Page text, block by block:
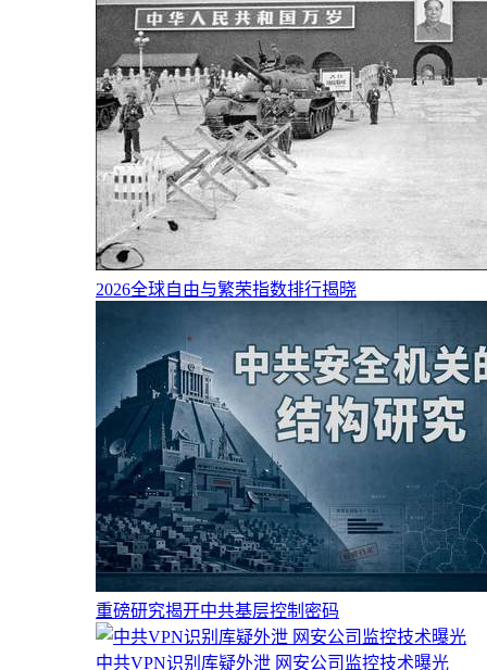
2026全球自由与繁荣指数排行揭晓
重磅研究揭开中共基层控制密码
中共VPN识别库疑外泄 网安公司监控技术曝光